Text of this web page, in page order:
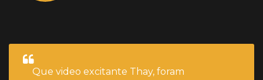
Que video excitante Thay, foram